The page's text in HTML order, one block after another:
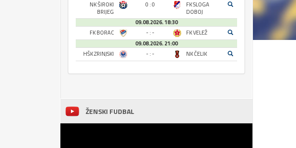
NK ŠIROKI
BRIJEG
0 : 0
FK SLOGA
DOBOJ
09.08.2026. 18:30
FK BORAC
- : -
FK VELEŽ
09.08.2026. 21:00
HŠK ZRINJSKI
- : - NK ČELIK
ŽENSKI FUDBAL